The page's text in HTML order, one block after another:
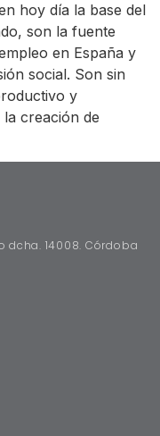
hoy día la base del
son la fuente
en España y
social. Son sin
y
creación de
dcha. 14008. Córdoba